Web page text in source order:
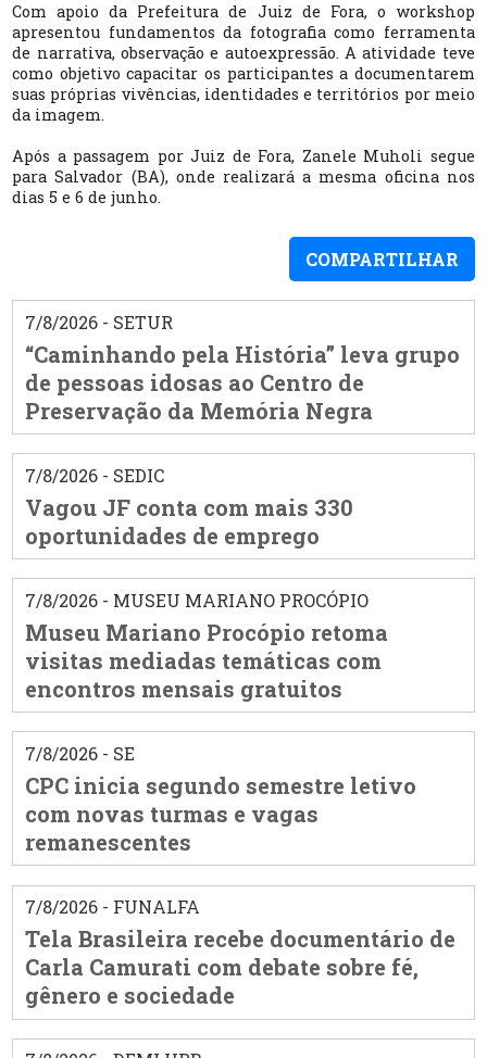
Com apoio da Prefeitura de Juiz de Fora, o workshop
apresentou fundamentos da fotografia como ferramenta
de narrativa, observação e autoexpressão. A atividade teve
como objetivo capacitar os participantes a documentarem
suas próprias vivências, identidades e territórios por meio
da imagem.
Após a passagem por Juiz de Fora, Zanele Muholi segue
para Salvador (BA), onde realizará a mesma oficina nos
dias 5 e 6 de junho.
COMPARTILHAR
7/8/2026 - SETUR
“Caminhando pela História” leva grupo
de pessoas idosas ao Centro de
Preservação da Memória Negra
7/8/2026 - SEDIC
Vagou JF conta com mais 330
oportunidades de emprego
7/8/2026 - MUSEU MARIANO PROCÓPIO
Museu Mariano Procópio retoma
visitas mediadas temáticas com
encontros mensais gratuitos
7/8/2026 - SE
CPC inicia segundo semestre letivo
com novas turmas e vagas
remanescentes
7/8/2026 - FUNALFA
Tela Brasileira recebe documentário de
Carla Camurati com debate sobre fé,
gênero e sociedade